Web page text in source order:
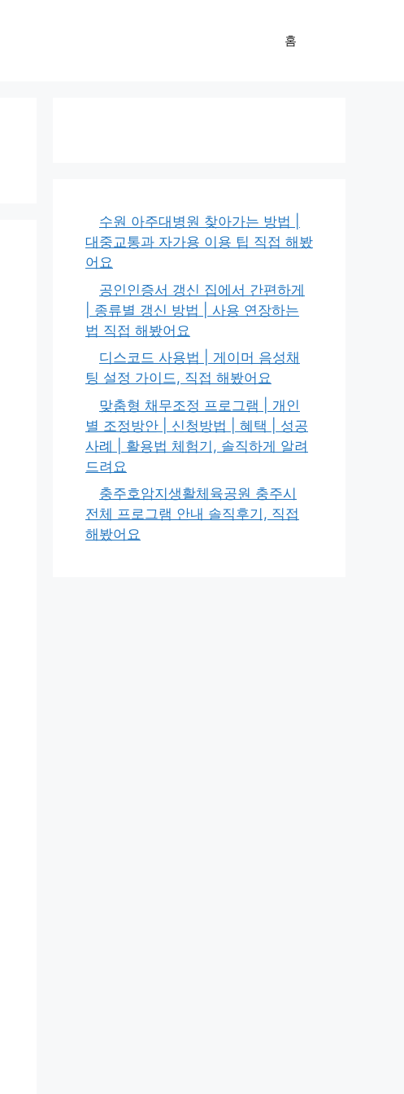
홈
수원 아주대병원 찾아가는 방법 |
대중교통과 자가용 이용 팁 직접 해봤
어요
공인인증서 갱신 집에서 간편하게
| 종류별 갱신 방법 | 사용 연장하는
법 직접 해봤어요
디스코드 사용법 | 게이머 음성채
팅 설정 가이드, 직접 해봤어요
맞춤형 채무조정 프로그램 | 개인
별 조정방안 | 신청방법 | 혜택 | 성공
사례 | 활용법 체험기, 솔직하게 알려
드려요
충주호암지생활체육공원 충주시
전체 프로그램 안내 솔직후기, 직접
해봤어요